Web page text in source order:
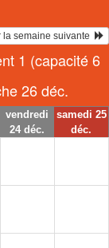
la semaine suivante
1 (capacité 6
26 déc.
vendredi
24 déc.
samedi 25
déc.